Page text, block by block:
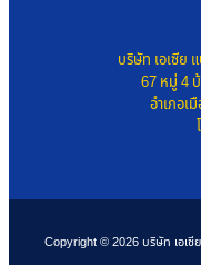
บริษัท เอเซีย
67 หมู่ 4
อำเภอเ
Copyright © 2026 บริษัท เอเ